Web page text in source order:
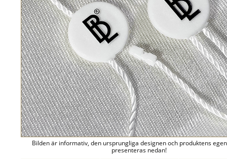
Bilden är informativ, den ursprungliga designen och produktens
presenteras nedan!